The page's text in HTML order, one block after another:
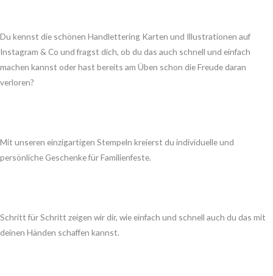
Du kennst die schönen Handlettering Karten und Illustrationen auf
Instagram & Co und fragst dich, ob du das auch schnell und einfach
machen kannst oder hast bereits am Üben schon die Freude daran
verloren?
Mit unseren einzigartigen Stempeln kreierst du individuelle und
persönliche Geschenke für Familienfeste.
Schritt für Schritt zeigen wir dir, wie einfach und schnell auch du das mit
deinen Händen schaffen kannst.